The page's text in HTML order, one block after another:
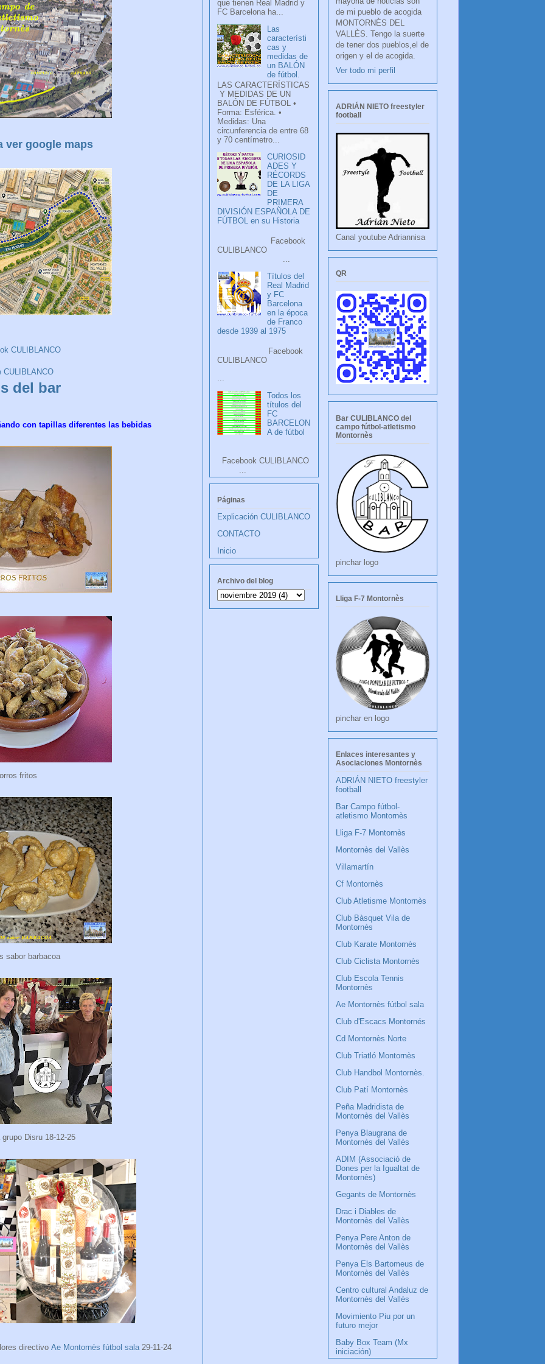
ver google maps
CULIBLANCO
CULIBLANCO
del bar
con tapillas diferentes las bebidas
fritos
sabor barbacoa
Disru 18-12-25
directivo Ae Montornès fútbol sala29-11-24
que tienen Real Madrid y
FC Barcelona ha...
Las
característi
cas y
medidas de
un BALÓN
de fútbol.
LAS CARACTERÍSTICAS
Y MEDIDAS DE UN
BALÓN DE FÚTBOL •
Forma: Esférica. •
Medidas: Una
circunferencia de entre 68
y 70 centímetro...
CURIOSID
ADES Y
RÉCORDS
DE LA LIGA
DE
PRIMERA
DIVISIÓN ESPAÑOLA DE
FÚTBOL en su Historia
Facebook
CULIBLANCO
...
Títulos del
Real Madrid
y FC
Barcelona
en la época
de Franco
desde 1939 al 1975
Facebook
CULIBLANCO
Todos los
títulos del
FC
BARCELON
A de fútbol
Facebook CULIBLANCO
...
Páginas
Explicación CULIBLANCO
CONTACTO
Inicio
Archivo del blog
de mi pueblo de acogida
MONTORNÈS DEL
VALLÈS. Tengo la suerte
de tener dos pueblos,el de
origen y el de acogida.
Ver todo mi perfil
ADRIÁN NIETO freestyler
football
Canal youtube Adriannisa
QR
Bar CULIBLANCO del
campo fútbol-atletismo
Montornès
pinchar logo
Lliga F-7 Montornès
pinchar en logo
Enlaces interesantes y
Asociaciones Montornès
ADRIÁN NIETO freestyler
football
Bar Campo fútbol-
atletismo Montornès
Lliga F-7 Montornès
Montornès del Vallès
Villamartín
Cf Montornès
Club Atletisme Montornès
Club Bàsquet Vila de
Montornès
Club Karate Montornès
Club Ciclista Montornès
Club Escola Tennis
Montornès
Ae Montornès fútbol sala
Club d'Escacs Montornés
Cd Montornès Norte
Club Triatló Montornès
Club Handbol Montornès.
Club Patí Montornès
Peña Madridista de
Montornès del Vallès
Penya Blaugrana de
Montornès del Vallès
ADIM (Associació de
Dones per la Igualtat de
Montornès)
Gegants de Montornès
Drac i Diables de
Montornès del Vallès
Penya Pere Anton de
Montornès del Vallès
Penya Els Bartomeus de
Montornès del Vallès
Centro cultural Andaluz de
Montornès del Vallès
Movimiento Piu por un
futuro mejor
Baby Box Team (Mx
iniciación)